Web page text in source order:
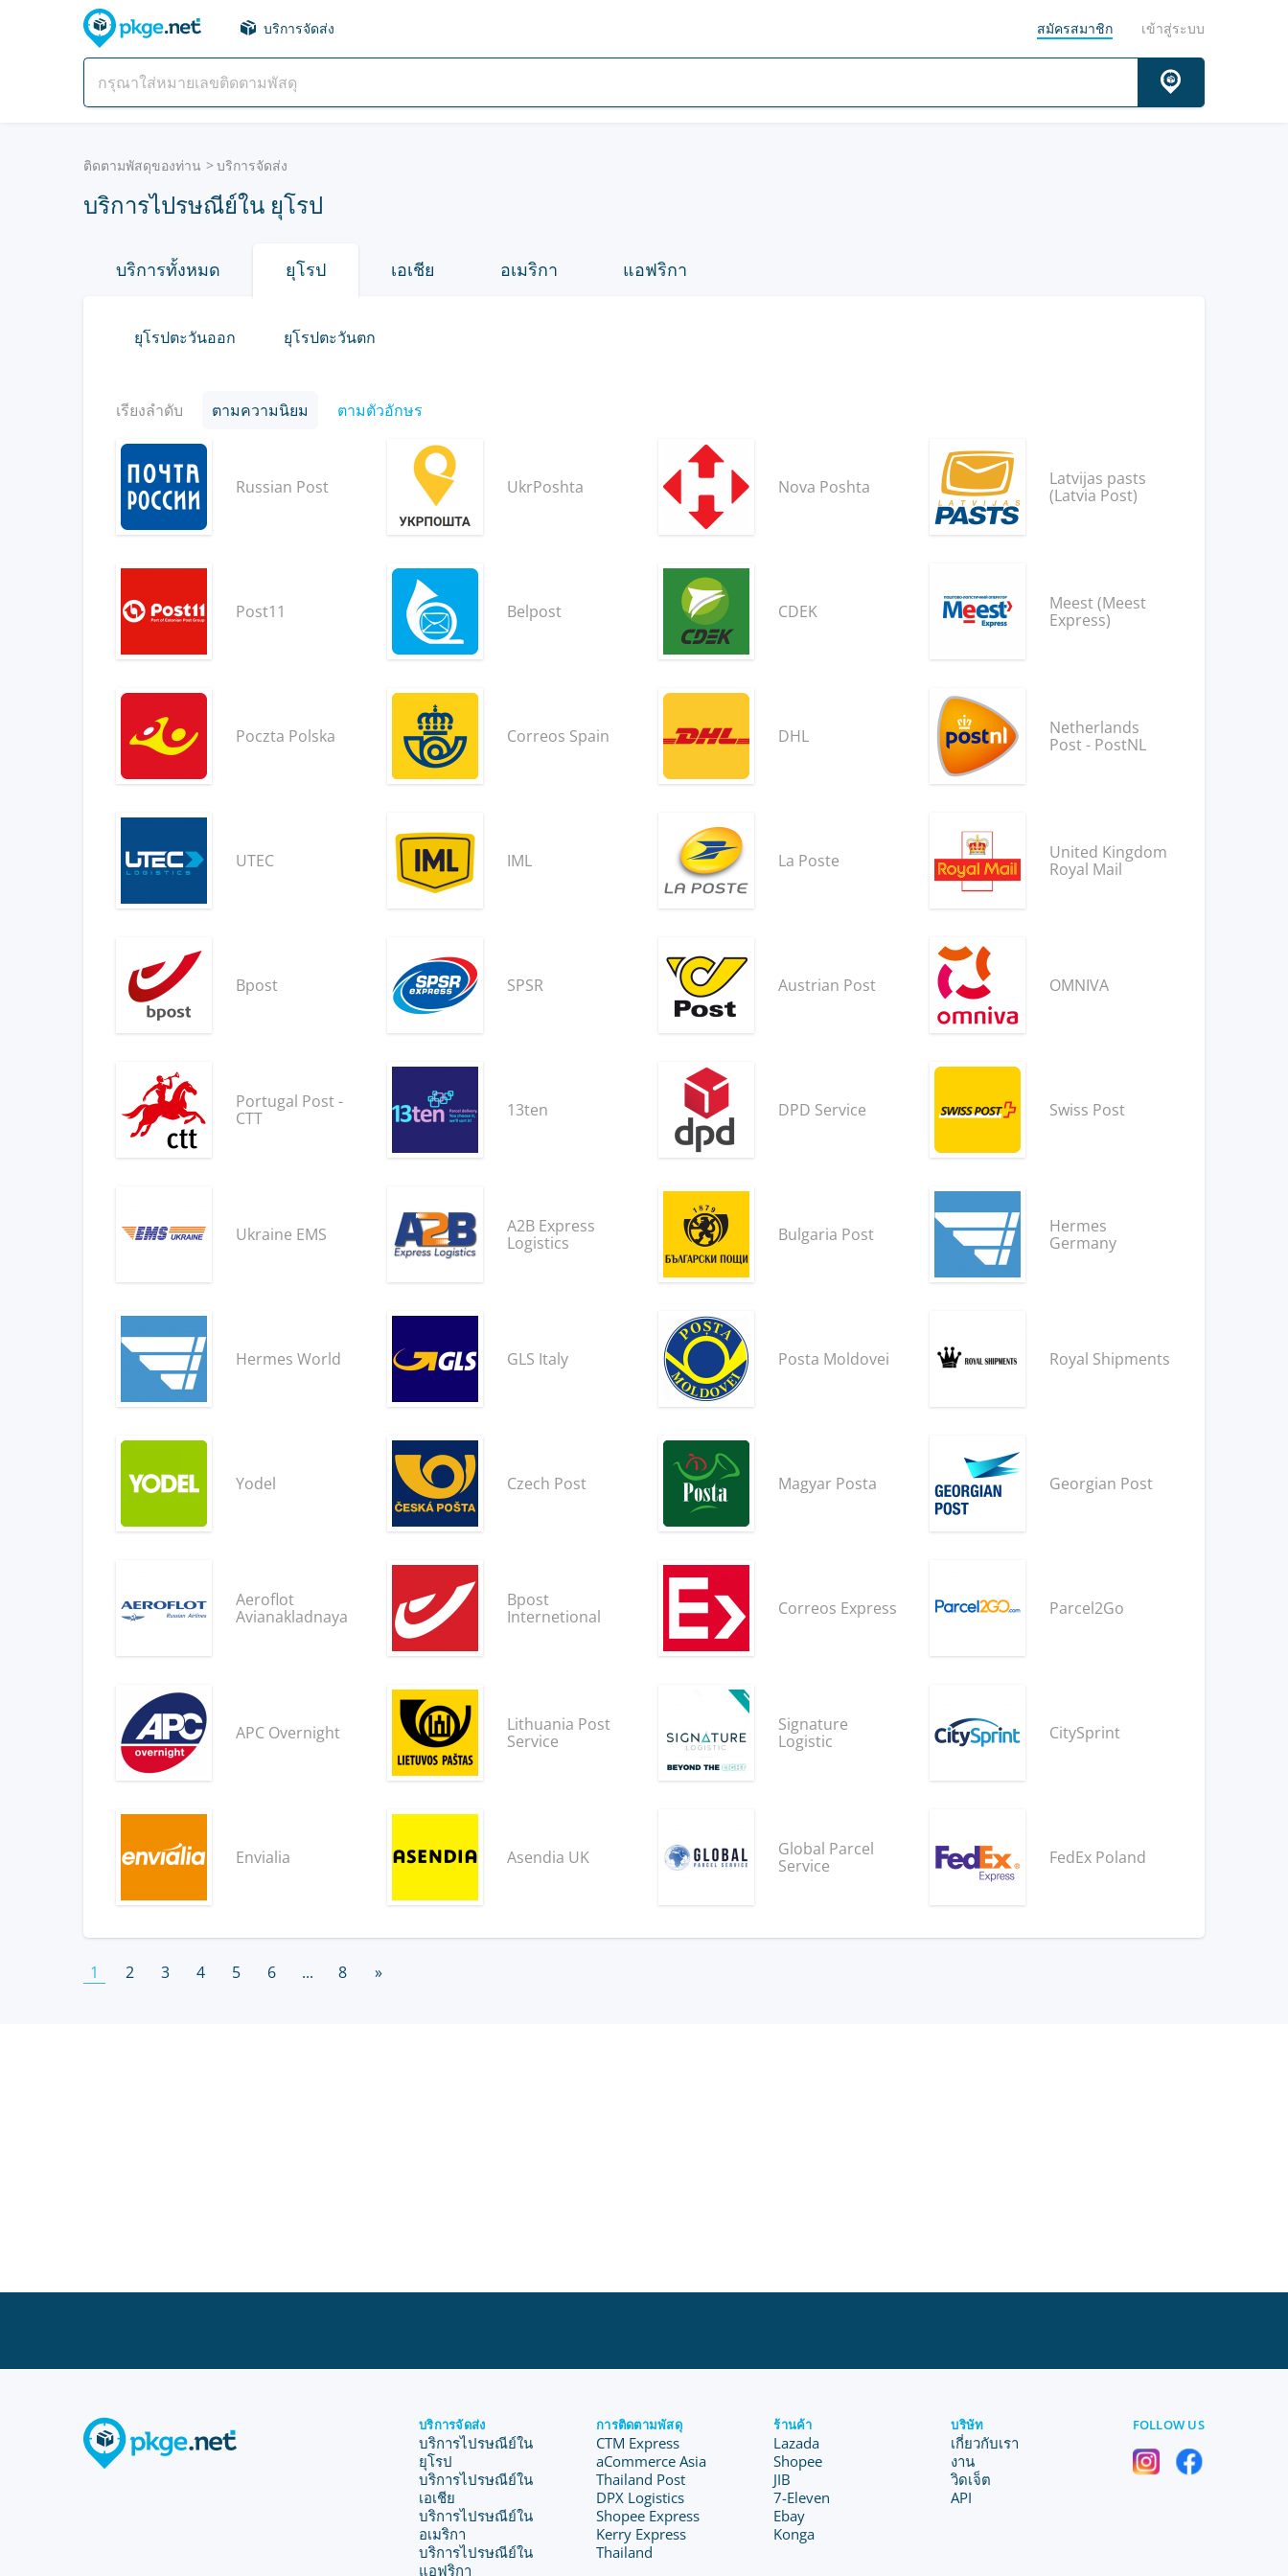
บริการจัดส่ง สมัครสมาชิก เข้าสู่ระบบ
ติดตามพัสดุของท่าน บริการจัดส่ง
บริการไปรษณีย์ใน ยุโรป
บริการทั้งหมด ยุโรป เอเชีย อเมริกา แอฟริกา
ยุโรปตะวันออก ยุโรปตะวันตก
เรียงลำดับ ตามความนิยม ตามตัวอักษร
Russian Post UkrPoshta Nova Poshta
Latvijas pasts
(Latvia Post)
Post11 Belpost CDEK
Meest (Meest
Express)
Poczta Polska Correos Spain DHL
Netherlands
Post - PostNL
UTEC IML La Poste
United Kingdom
Royal Mail
Bpost SPSR Austrian Post OMNIVA
Portugal Post -
CTT
13ten DPD Service Swiss Post
Ukraine EMS
A2B Express
Logistics
Bulgaria Post
Hermes
Germany
Hermes World GLS Italy Posta Moldovei Royal Shipments
Yodel Czech Post Magyar Posta Georgian Post
Aeroflot
Avianakladnaya
Bpost
Internetional
Correos Express Parcel2Go
APC Overnight
Lithuania Post
Service
Signature
Logistic
CitySprint
Envialia Asendia UK
Global Parcel
Service
FedEx Poland
1 2 3 4 5 6 ... 8 »
บริการจัดส่ง
บริการไปรษณีย์ใน
ยุโรป
บริการไปรษณีย์ใน
เอเชีย
บริการไปรษณีย์ใน
อเมริกา
บริการไปรษณีย์ใน
แอฟริกา
การติดตามพัสดุ
CTM Express
aCommerce Asia
Thailand Post
DPX Logistics
Shopee Express
Kerry Express
Thailand
ร้านค้า
Lazada
Shopee
JIB
7-Eleven
Ebay
Konga
บริษัท
เกี่ยวกับเรา
งาน
วิดเจ็ต
API
FOLLOW US